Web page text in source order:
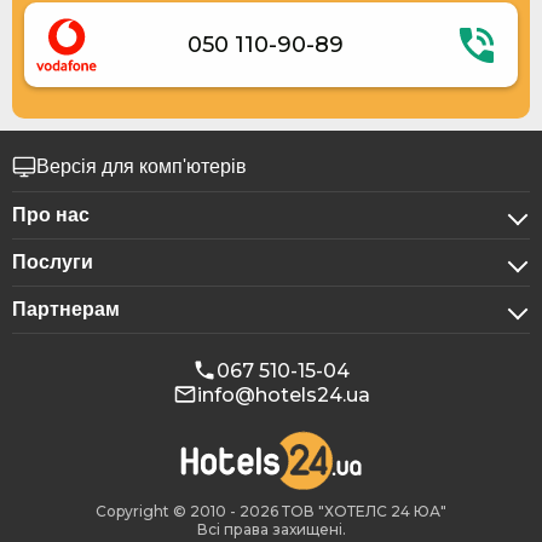
050 110-90-89
Версія для комп'ютерів
Про нас
Про компанію
Конфіденційність
Наші партнери
Реклама на Hotels24
Послуги
Для бізнес-клієнтів
Бронювання для груп
Конференц-зали
Партнерам
Програма для афіліатів
067 510-15-04
info@hotels24.ua
Copyright © 2010 - 2026 ТОВ "ХОТЕЛС 24 ЮА"
Всі права захищені.